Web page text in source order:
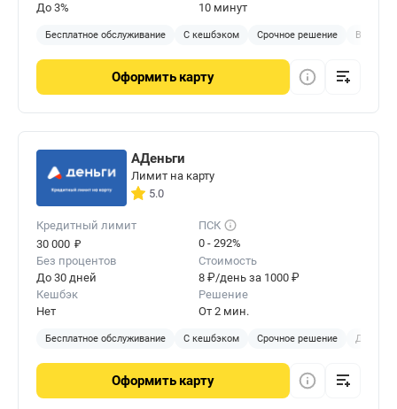
До 3%
10 минут
Бесплатное обслуживание С кешбэком Срочное решение В
Оформить карту
АДеньги
Лимит на карту
5.0
Кредитный лимит
30 000 ₽
ПСК
0 - 292%
Без процентов
До 30 дней
Стоимость
8 ₽/день за 1000 ₽
Кешбэк
Нет
Решение
От 2 мин.
Бесплатное обслуживание С кешбэком Срочное решение
Оформить карту